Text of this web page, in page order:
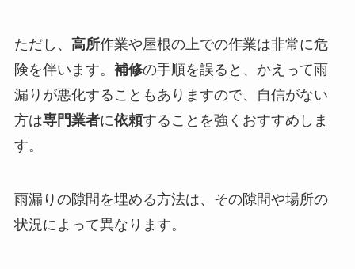
ただし、 高所作業や屋根の上での作業は非常に危
険を伴います。 補修の手順を誤ると、かえって雨
漏りが悪化することもありますので、自信がない
方は専門業者に依頼することを強くおすすめしま
す。
雨漏りの隙間を埋める方法は、その隙間や場所の
状況によって異なります。